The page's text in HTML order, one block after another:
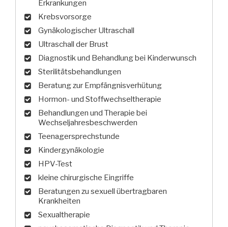
Erkrankungen
Krebsvorsorge
Gynäkologischer Ultraschall
Ultraschall der Brust
Diagnostik und Behandlung bei Kinderwunsch
Sterilitätsbehandlungen
Beratung zur Empfängnisverhütung
Hormon- und Stoffwechseltherapie
Behandlungen und Therapie bei
Wechseljahresbeschwerden
Teenagersprechstunde
Kindergynäkologie
HPV-Test
kleine chirurgische Eingriffe
Beratungen zu sexuell übertragbaren
Krankheiten
Sexualtherapie